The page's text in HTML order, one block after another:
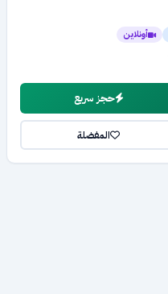
أونلاين
حجز سريع
المفضلة